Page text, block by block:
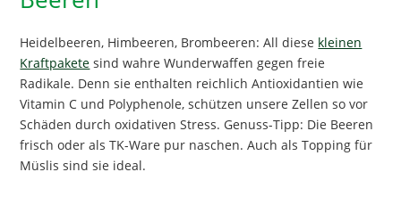
Heidelbeeren, Himbeeren, Brombeeren: All diese kleinen
Kraftpakete sind wahre Wunderwaffen gegen freie
Radikale. Denn sie enthalten reichlich Antioxidantien wie
Vitamin C und Polyphenole, schützen unsere Zellen so vor
Schäden durch oxidativen Stress. Genuss-Tipp: Die Beeren
frisch oder als TK-Ware pur naschen. Auch als Topping für
Müslis sind sie ideal.